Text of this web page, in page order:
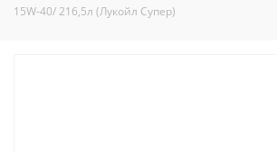
15W-40/ 216,5л (Лукойл Супер)